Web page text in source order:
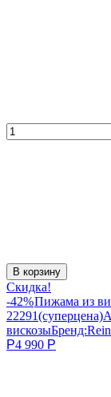
В корзину
Скидка!
-42%Пижама из
22291(суперцена)
вискозыБренд:
Р4 990 Р